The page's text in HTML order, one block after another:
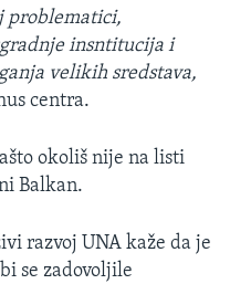
problematici,
insntitucija i
velikih sredstava,
centra.
okoliš nije na listi
Balkan.
razvoj UNA kaže da je
se zadovoljile